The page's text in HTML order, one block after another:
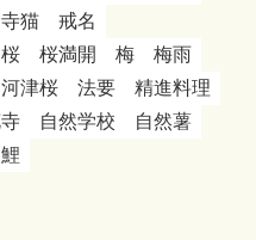
寺猫
戒名
桜 桜満開 梅
梅雨
河津桜 法要
精進料理
自然学校
自然薯
鯉